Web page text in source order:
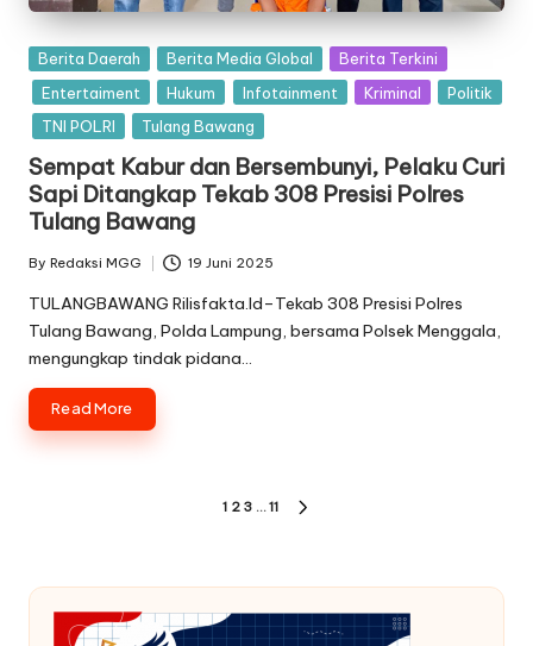
Posted
in
Berita Daerah Berita Media Global
Berita Terkini
Entertaiment
Hukum Infotainment Kriminal
Politik
TNI POLRI
Tulang Bawang
Sempat Kabur dan Bersembunyi, Pelaku Curi
Sapi Ditangkap Tekab 308 Presisi Polres
Tulang Bawang
Posted
by
By Redaksi MGG 19 Juni 2025
TULANGBAWANG Rilisfakta.Id–Tekab 308 Presisi Polres
Tulang Bawang, Polda Lampung, bersama Polsek Menggala,
mengungkap tindak pidana…
Read More
1 2 3 … 11